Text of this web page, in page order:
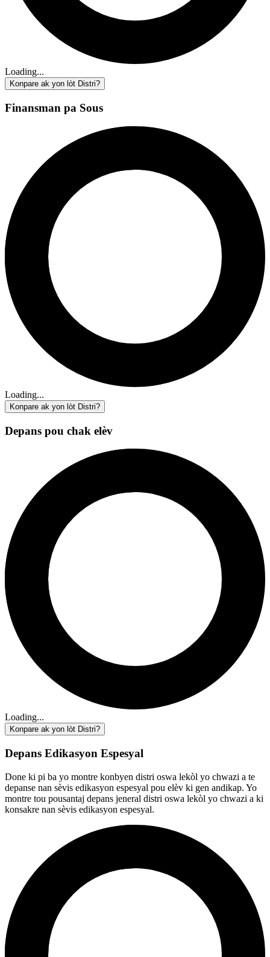
Loading...
Konpare ak yon lòt Distri?
Finansman pa Sous
Loading...
Konpare ak yon lòt Distri?
Depans pou chak elèv
Loading...
Konpare ak yon lòt Distri?
Depans Edikasyon Espesyal
Done ki pi ba yo montre konbyen distri oswa lekòl yo chwazi a te
depanse nan sèvis edikasyon espesyal pou elèv ki gen andikap. Yo
montre tou pousantaj depans jeneral distri oswa lekòl yo chwazi a ki
konsakre nan sèvis edikasyon espesyal.